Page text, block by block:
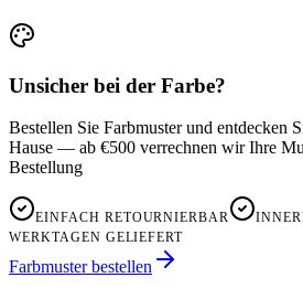
Unsicher bei der Farbe?
Bestellen Sie Farbmuster und entdecken
Hause — ab €500 verrechnen wir Ihre
Bestellung
EINFACH RETOURNIERBAR
WERKTAGEN GELIEFERT
Farbmuster bestellen